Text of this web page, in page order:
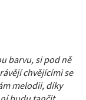
barvu, si pod ně
chvějícími se
melodii, díky